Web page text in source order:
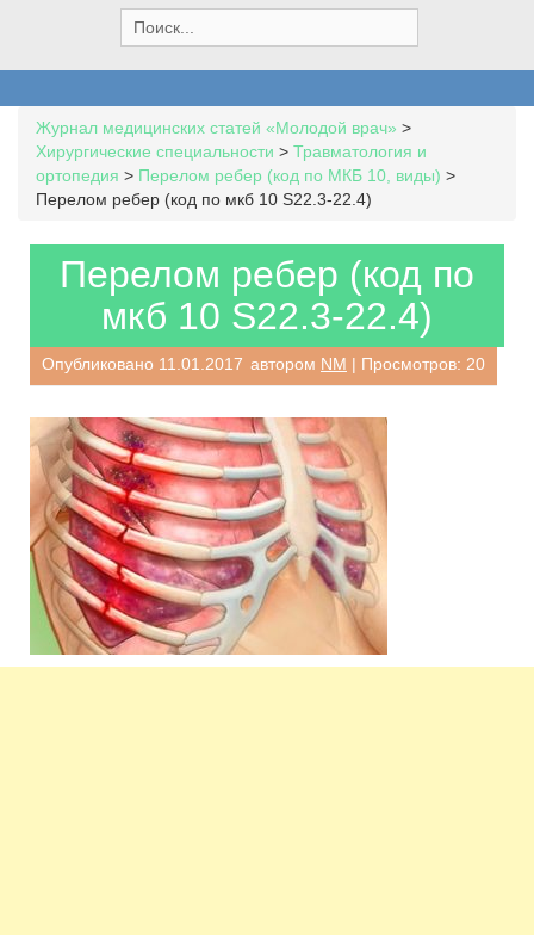
e
a
h
f
o
r
Журнал медицинских статей «Молодой врач» >
Хирургические специальности > Травматология и
ортопедия > Перелом ребер (код по МКБ 10, виды) >
Перелом ребер (код по мкб 10 S22.3-22.4)
Перелом ребер (код по
мкб 10 S22.3-22.4)
Опубликовано 11.01.2017 автором NM | Просмотров: 20